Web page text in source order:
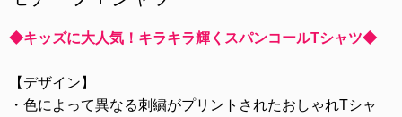
◆キッズに大人気！キラキラ輝くスパンコールTシャツ◆
【デザイン】
・色によって異なる刺繍がプリントされたおしゃれTシャ